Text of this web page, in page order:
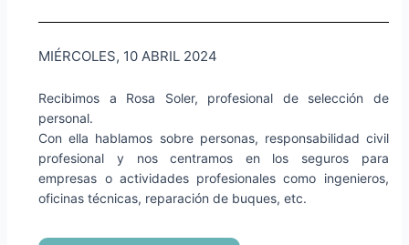
MIÉRCOLES, 10 ABRIL 2024
Recibimos a Rosa Soler, profesional de selección de
personal.
Con ella hablamos sobre personas, responsabilidad civil
profesional y nos centramos en los seguros para
empresas o actividades profesionales como ingenieros,
oficinas técnicas, reparación de buques, etc.